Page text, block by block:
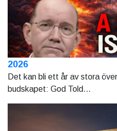
2026
Det kan bli ett år av stora
budskapet: God Told...